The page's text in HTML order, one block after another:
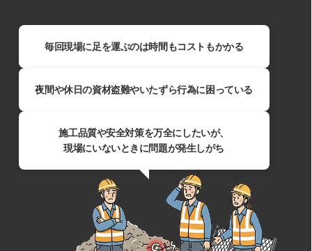
毎回現場に足を運ぶのは時間もコストもかかる​
夜間や休日の資材盗難やいたずら行為に困っている
施工品質や安全対策を万全にしたいが、
現場にいないときに問題が発生しがち